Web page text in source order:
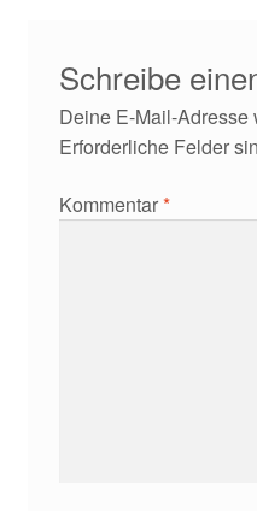
Schreibe
Deine E-Mail-Adresse
Erforderliche Felder
Kommentar*